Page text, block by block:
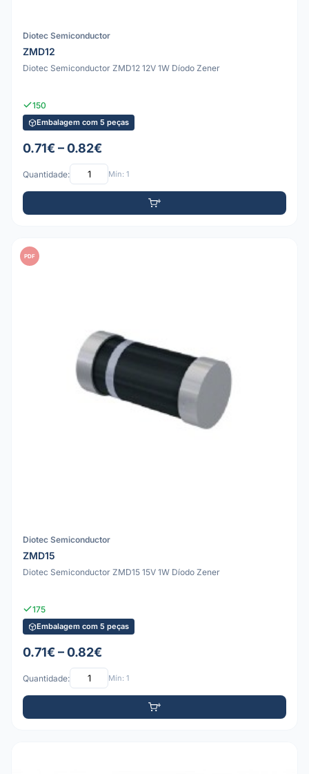
Diotec Semiconductor
ZMD12
Diotec Semiconductor ZMD12 12V 1W Díodo Zener
150
Embalagem com 5 peças
0.71€ – 0.82€
Quantidade: Mín: 1
PDF
Diotec Semiconductor
ZMD15
Diotec Semiconductor ZMD15 15V 1W Díodo Zener
175
Embalagem com 5 peças
0.71€ – 0.82€
Quantidade: Mín: 1